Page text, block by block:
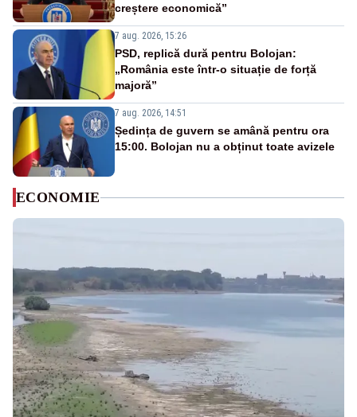
creștere economică”
7 aug. 2026, 15:26
PSD, replică dură pentru Bolojan:
„România este într-o situație de forță
majoră”
7 aug. 2026, 14:51
Ședința de guvern se amână pentru ora
15:00. Bolojan nu a obținut toate avizele
ECONOMIE